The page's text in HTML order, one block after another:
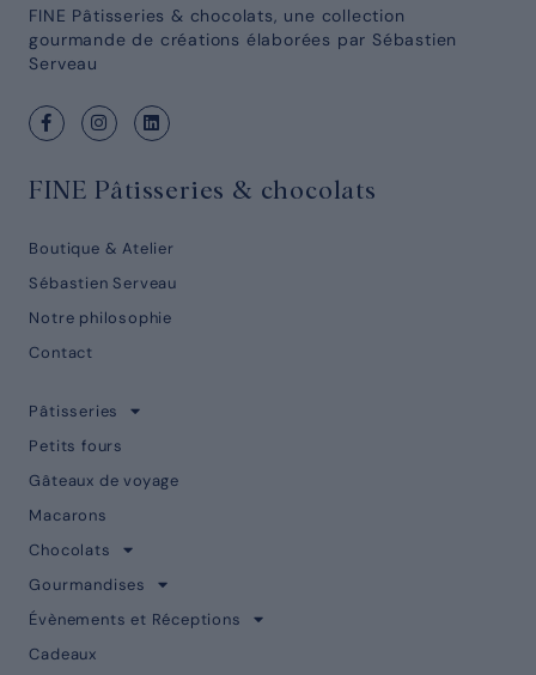
FINE Pâtisseries & chocolats, une collection
gourmande de créations élaborées par Sébastien
Serveau
FINE Pâtisseries & chocolats
Boutique & Atelier
Sébastien Serveau
Notre philosophie
Contact
Pâtisseries
Petits fours
Gâteaux de voyage
Macarons
Chocolats
Gourmandises
Évènements et Réceptions
Cadeaux